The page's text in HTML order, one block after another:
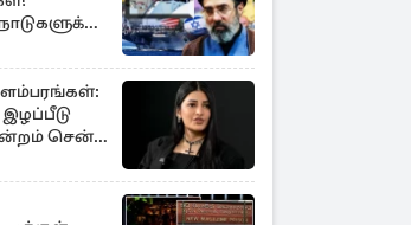
இழப்பீடு
சென்ற
ஹாசன்!